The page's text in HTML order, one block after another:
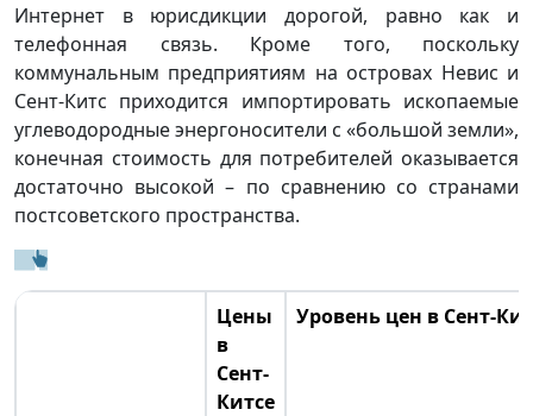
Интернет в юрисдикции дорогой, равно как и
телефонная связь. Кроме того, поскольку
коммунальным предприятиям на островах Невис и
Сент-Китс приходится импортировать ископаемые
углеводородные энергоносители с «большой земли»,
конечная стоимость для потребителей оказывается
достаточно высокой – по сравнению со странами
постсоветского пространства.
Цены
в
Сент-
Китсе
Уровень цен в Сент-